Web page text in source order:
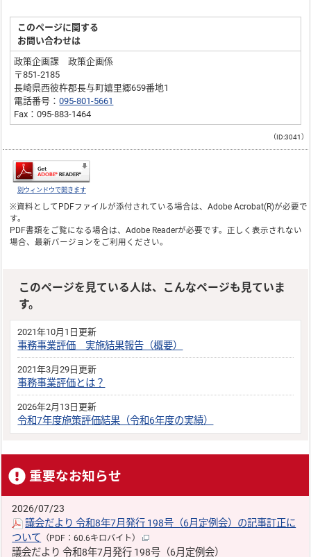
このページに関する
お問い合わせは
政策企画課 政策企画係
〒851-2185
長崎県西彼杵郡長与町嬉里郷659番地1
電話番号：095-801-5661
Fax：095-883-1464
（ID:3041）
別ウィンドウで開きます
※資料としてPDFファイルが添付されている場合は、Adobe Acrobat(R)が必要で
す。
PDF書類をご覧になる場合は、Adobe Readerが必要です。正しく表示されない
場合、最新バージョンをご利用ください。
このページを見ている人は、こんなページも見ていま
す。
2021年10月1日更新
事務事業評価 実施結果報告（概要）
2021年3月29日更新
事務事業評価とは？
2026年2月13日更新
令和7年度施策評価結果（令和6年度の実績）
重要なお知らせ
2026/07/23
議会だより 令和8年7月発行 198号（6月定例会）の記事訂正に
ついて （PDF：60.6キロバイト）
議会だより 令和8年7月発行 198号（6月定例会）